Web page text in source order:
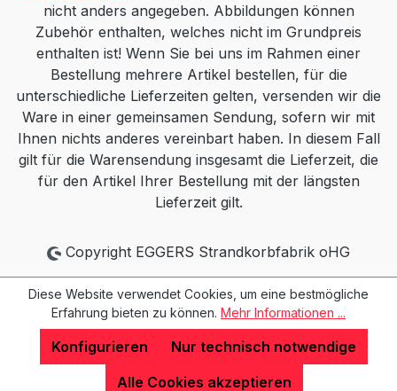
nicht anders angegeben. Abbildungen können
Zubehör enthalten, welches nicht im Grundpreis
enthalten ist! Wenn Sie bei uns im Rahmen einer
Bestellung mehrere Artikel bestellen, für die
unterschiedliche Lieferzeiten gelten, versenden wir die
Ware in einer gemeinsamen Sendung, sofern wir mit
Ihnen nichts anderes vereinbart haben. In diesem Fall
gilt für die Warensendung insgesamt die Lieferzeit, die
für den Artikel Ihrer Bestellung mit der längsten
Lieferzeit gilt.
Copyright EGGERS Strandkorbfabrik oHG
Diese Website verwendet Cookies, um eine bestmögliche
Erfahrung bieten zu können. Mehr Informationen ...
Nur technisch notwendige
Konfigurieren
Alle Cookies akzeptieren